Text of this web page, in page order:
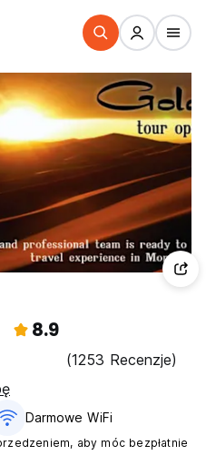
8.9
(1253 Recenzje)
Darmowe WiFi
aby móc bezpłatnie